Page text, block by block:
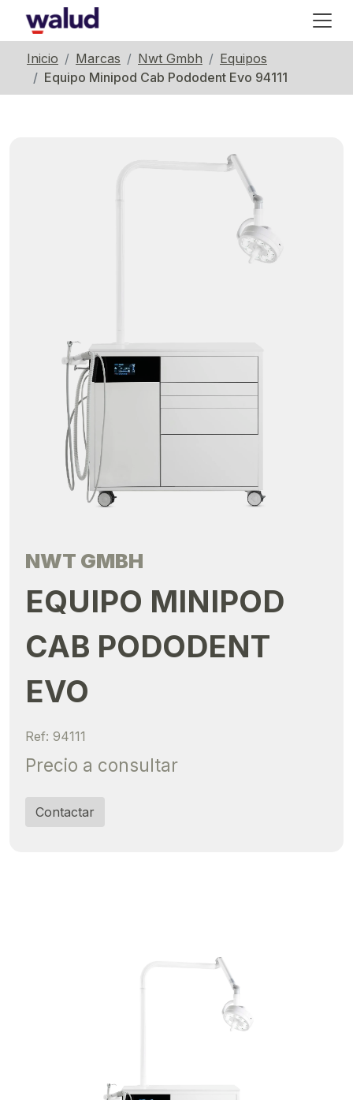
Inicio Marcas Nwt Gmbh
Equipos
Equipo Minipod Cab Pododent Evo 94111
NWT GMBH
EQUIPO MINIPOD
CAB PODODENT
EVO
Ref: 94111
Precio a consultar
Contactar